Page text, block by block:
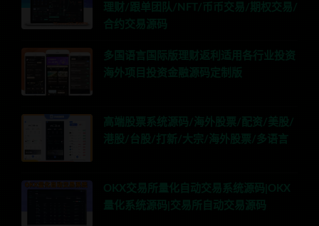
理财/跟单团队/NFT/币币交易/期权交易/
合约交易源码
多国语言国际版理财返利适用各行业投资
海外项目投资金融源码定制版
高端股票系统源码/海外股票/配资/美股/
港股/台股/打新/大宗/海外股票/多语言
OKX交易所量化自动交易系统源码|OKX
量化系统源码|交易所自动交易源码